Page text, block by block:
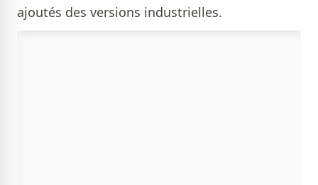
ajoutés des versions industrielles.